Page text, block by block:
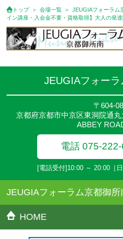
ております。また一部の講座では別
ます。
● 受講料には特に明記した場合の他
用は含まれておりません。
●資格認定講座の試験料・認定料な
●講座は、月4回（週1回）、月3回
ありますのでご確認ください。
● その他、詳しい内容については、
だきます。
トップ 会場一覧 JEUGIAフォーラム
イン講座・入会金不要・資格取得】大人の発
JEUGIAフォー
〒604-
京都府京都市中京区東洞院通
ABBEY
電話 075-
[電話受付]10:00 ～ 20:00［
JEUGIAフォーラム京都御所
HOME